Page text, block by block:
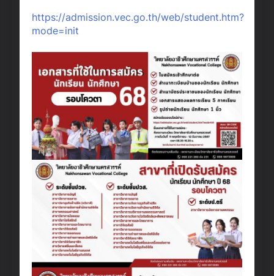
https://admission.vec.go.th/web/student.htm?
mode=init